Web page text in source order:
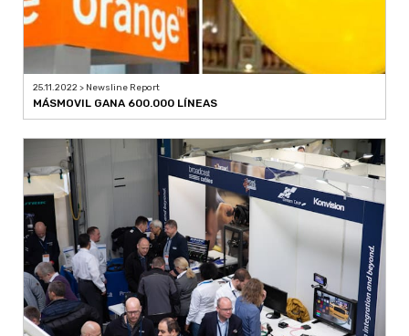
25.11.2022 > Newsline Report
MÁSMOVIL GANA 600.000 LÍNEAS